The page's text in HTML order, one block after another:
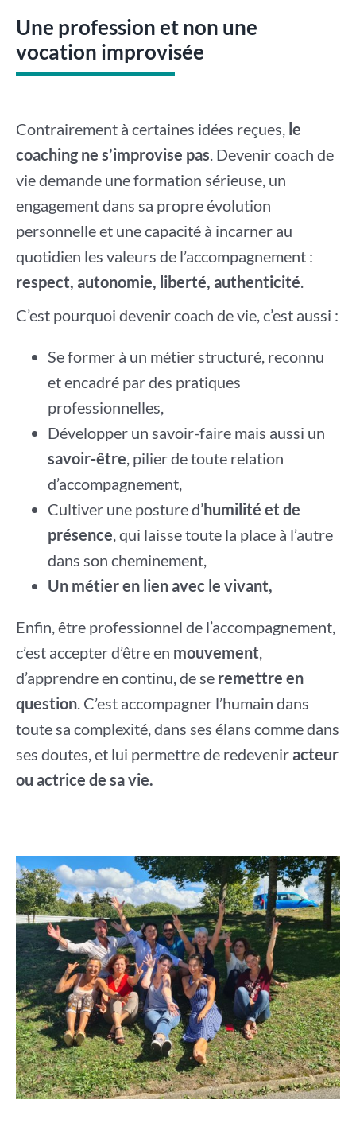
Une profession et non une
vocation improvisée
Contrairement à certaines idées reçues, le
coaching ne s’improvise pas. Devenir coach de
vie demande une formation sérieuse, un
engagement dans sa propre évolution
personnelle et une capacité à incarner au
quotidien les valeurs de l’accompagnement :
respect, autonomie, liberté, authenticité.
C’est pourquoi devenir coach de vie, c’est aussi :
Se former à un métier structuré, reconnu
et encadré par des pratiques
professionnelles,
Développer un savoir-faire mais aussi un
savoir-être, pilier de toute relation
d’accompagnement,
Cultiver une posture d’humilité et de
présence, qui laisse toute la place à l’autre
dans son cheminement,
Un métier en lien avec le vivant,
Enfin, être professionnel de l’accompagnement,
c’est accepter d’être en mouvement,
d’apprendre en continu, de se remettre en
question. C’est accompagner l’humain dans
toute sa complexité, dans ses élans comme dans
ses doutes, et lui permettre de redeveniracteur
ou actrice de sa vie.